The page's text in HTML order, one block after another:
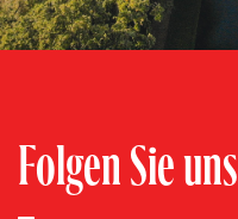
Folgen Sie uns